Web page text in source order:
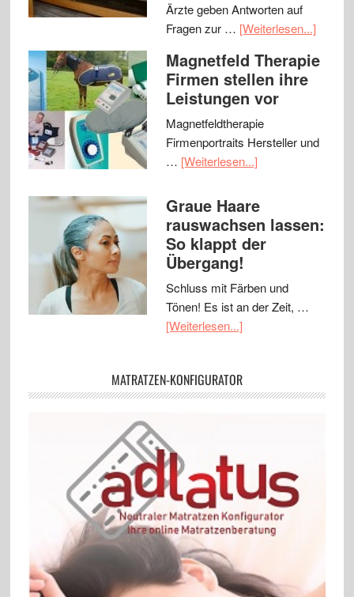
Ärzte geben Antworten auf
Fragen zur … [Weiterlesen...]
Magnetfeld Therapie
Firmen stellen ihre
Leistungen vor
Magnetfeldtherapie
Firmenportraits Hersteller und
… [Weiterlesen...]
Graue Haare
rauswachsen lassen:
So klappt der
Übergang!
Schluss mit Färben und
Tönen! Es ist an der Zeit, …
[Weiterlesen...]
MATRATZEN-KONFIGURATOR